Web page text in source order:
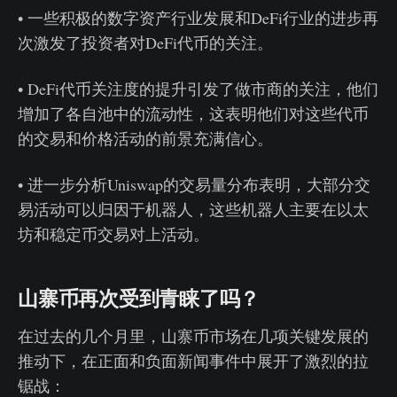
• 一些积极的数字资产行业发展和DeFi行业的进步再
次激发了投资者对DeFi代币的关注。
• DeFi代币关注度的提升引发了做市商的关注，他们
增加了各自池中的流动性，这表明他们对这些代币
的交易和价格活动的前景充满信心。
• 进一步分析Uniswap的交易量分布表明，大部分交
易活动可以归因于机器人，这些机器人主要在以太
坊和稳定币交易对上活动。
山寨币再次受到青睐了吗？
在过去的几个月里，山寨币市场在几项关键发展的
推动下，在正面和负面新闻事件中展开了激烈的拉
锯战：